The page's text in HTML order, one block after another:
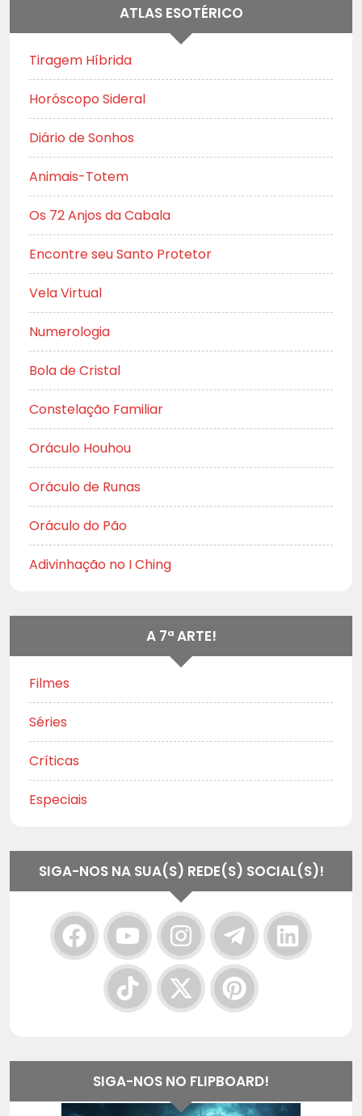
ATLAS ESOTÉRICO
Tiragem Híbrida
Horóscopo Sideral
Diário de Sonhos
Animais-Totem
Os 72 Anjos da Cabala
Encontre seu Santo Protetor
Vela Virtual
Numerologia
Bola de Cristal
Constelação Familiar
Oráculo Houhou
Oráculo de Runas
Oráculo do Pão
Adivinhação no I Ching
A 7ª ARTE!
Filmes
Séries
Críticas
Especiais
SIGA-NOS NA SUA(S) REDE(S) SOCIAL(S)!
SIGA-NOS NO FLIPBOARD!